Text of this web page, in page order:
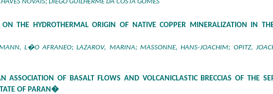
NOVAIS; DIEGO GUILHERME DA COSTA GOMES
ON THE HYDROTHERMAL ORIGIN OF NATIVE COPPER MINERALIZATION IN
L�O AFRANEO; LAZAROV, MARINA; MASSONNE, HANS-JOACHIM; OPITZ,
ASSOCIATION OF BASALT FLOWS AND VOLCANICLASTIC BRECCIAS OF THE
OF PARAN�